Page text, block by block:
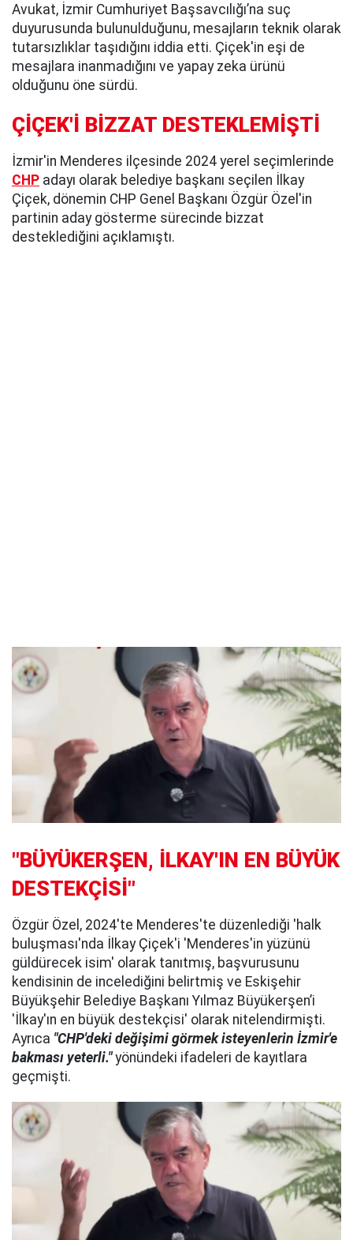
Avukat, İzmir Cumhuriyet Başsavcılığı’na suç
duyurusunda bulunulduğunu, mesajların teknik olarak
tutarsızlıklar taşıdığını iddia etti. Çiçek'in eşi de
mesajlara inanmadığını ve yapay zeka ürünü
olduğunu öne sürdü.
ÇİÇEK'İ BİZZAT DESTEKLEMİŞTİ
İzmir'in Menderes ilçesinde 2024 yerel seçimlerinde
CHP adayı olarak belediye başkanı seçilen İlkay
Çiçek, dönemin CHP Genel Başkanı Özgür Özel'in
partinin aday gösterme sürecinde bizzat
desteklediğini açıklamıştı.
"BÜYÜKERŞEN, İLKAY'IN EN BÜYÜK
DESTEKÇİSİ"
Özgür Özel, 2024'te Menderes'te düzenlediği 'halk
buluşması'nda İlkay Çiçek'i 'Menderes'in yüzünü
güldürecek isim' olarak tanıtmış, başvurusunu
kendisinin de incelediğini belirtmiş ve Eskişehir
Büyükşehir Belediye Başkanı Yılmaz Büyükerşen’i
'İlkay'ın en büyük destekçisi' olarak nitelendirmişti.
Ayrıca "CHP'deki değişimi görmek isteyenlerin İzmir'e
bakması yeterli."yönündeki ifadeleri de kayıtlara
geçmişti.